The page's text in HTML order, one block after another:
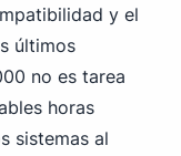
y el
últimos
no es tarea
horas
sistemas al